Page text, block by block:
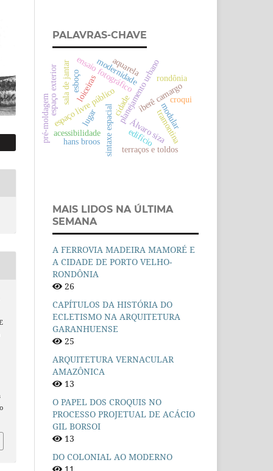
PALAVRAS-CHAVE
espaço livre público
sintaxe espacial
planejamento urbano
acessibilidade Álvaro siza
iberê camargo
ensaio fotográfico
pré-moldagem tramontina
espaço exterior
terraços e toldos
sala de jantar modernidade rondônia
loiceiras
modular
edifício
lugar
cidade croqui
esboço
aquarela
hans broos
MAIS LIDOS NA ÚLTIMA
SEMANA
A FERROVIA MADEIRA MAMORÉ E
A CIDADE DE PORTO VELHO-
RONDÔNIA
26
CAPÍTULOS DA HISTÓRIA DO
ECLETISMO NA ARQUITETURA
GARANHUENSE
25
ARQUITETURA VERNACULAR
AMAZÔNICA
13
O PAPEL DOS CROQUIS NO
PROCESSO PROJETUAL DE ACÁCIO
GIL BORSOI
13
DO COLONIAL AO MODERNO